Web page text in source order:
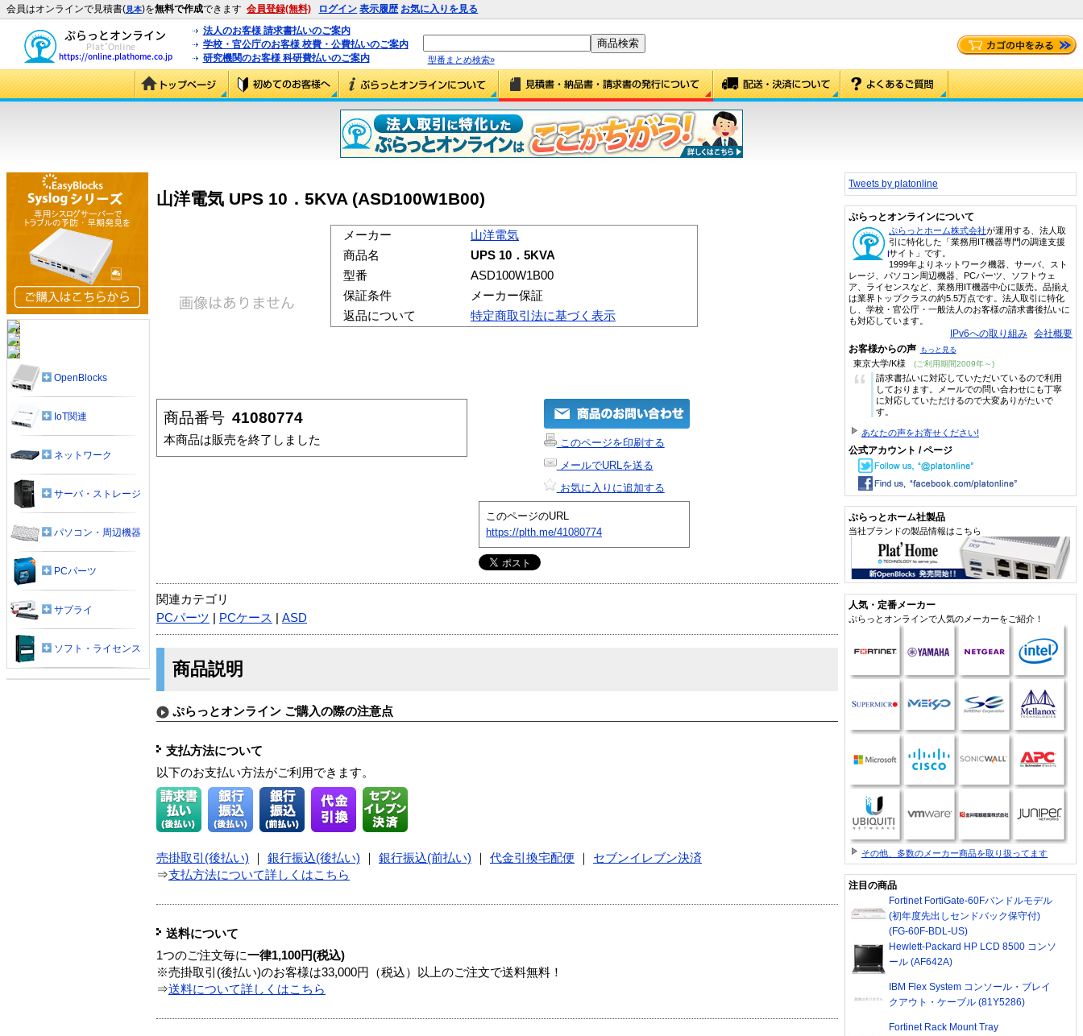
会員はオンラインで見積書(見本)を無料で作成できます 会員登録(無料) ログイン 表示履歴 お気に入りを見る
法人のお客様 請求書払いのご案内
学校・官公庁のお客様 校費・公費払いのご案内
研究機関のお客様 科研費払いのご案内
型番まとめ検索»
山洋電気 UPS 10．5KVA (ASD100W1B00)
メーカー
山洋電気
商品名
UPS 10．5KVA
型番
ASD100W1B00
保証条件
メーカー保証
返品について
特定商取引法に基づく表示
商品番号 41080774
本商品は販売を終了しました
このページを印刷する
メールでURLを送る
お気に入りに追加する
このページのURL
https://plth.me/41080774
関連カテゴリ
PCパーツ
PCケース ASD
商品説明
ぷらっとオンライン ご購入の際の注意点
支払方法について
以下のお支払い方法がご利用できます。
売掛取引(後払い) 銀行振込(後払い) 銀行振込(前払い) 代金引換宅配便
セブンイレブン決済
⇒支払方法について詳しくはこちら
送料について
1つのご注文毎に一律1,100円(税込)
※売掛取引(後払い)のお客様は33,000円（税込）以上のご注文で送料無料！
⇒送料について詳しくはこちら
OpenBlocks
IoT関連
ネットワーク
サーバ・ストレージ
パソコン・周辺機器
PCパーツ
サプライ
ソフト・ライセンス
Tweets by platonline
ぷらっとオンラインについて
ぷらっとホーム株式会社が運用する、法人取
引に特化した「業務用IT機器専門の調達支援
サイト」です。
1999年よりネットワーク機器、サーバ、スト
レージ、パソコン周辺機器、PCパーツ、ソフトウェ
ア、ライセンスなど、業務用IT機器中心に販売。品揃え
は業界トップクラスの約5.5万点です。法人取引に特化
し、学校・官公庁・一般法人のお客様の請求書後払いに
も対応しています。
IPv6への取り組み 会社概要
お客様からの声 もっと見る
東京大学/K様 (ご利用期間2009年～)
“
請求書払いに対応していただいているので利用
しております。メールでの問い合わせにも丁寧
に対応していただけるので大変ありがたいで
す。
あなたの声をお寄せください!
公式アカウント / ページ
ぷらっとホーム社製品
当社ブランドの製品情報はこちら
人気・定番メーカー
ぷらっとオンラインで人気のメーカーをご紹介！
その他、多数のメーカー商品を取り扱ってます
注目の商品
Fortinet FortiGate-60Fバンドルモデル
(初年度先出しセンドバック保守付)
(FG-60F-BDL-US)
Hewlett-Packard HP LCD 8500 コンソ
ール (AF642A)
IBM Flex System コンソール・ブレイ
クアウト・ケーブル (81Y5286)
Fortinet Rack Mount Tray